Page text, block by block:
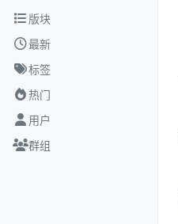
跳转至内容
版块
最新
标签
热门
用户
群组